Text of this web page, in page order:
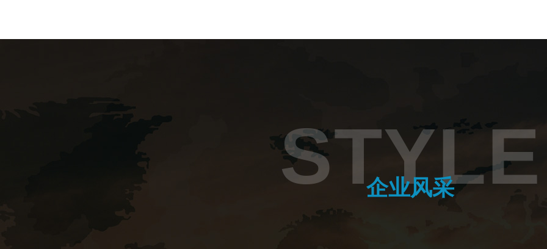
STYLE
企业风采